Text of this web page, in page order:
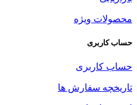
محصولات ویژه
حساب کاربری
حساب کاربری
تاریخچه سفارش ها